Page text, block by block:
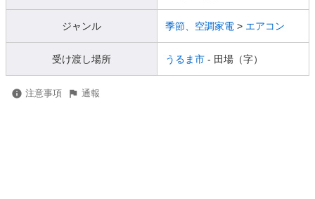
ジャンル 季節、空調家電 > エアコン
受け渡し場所 うるま市 - 田場（字）
注意事項 通報